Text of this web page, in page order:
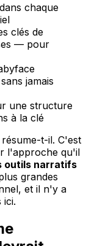
chaque
clés de
— pour
jamais
une structure
à la clé
t-il. C'est
l'approche qu'il
outils narratifs
grandes
et il n'y a
ici.